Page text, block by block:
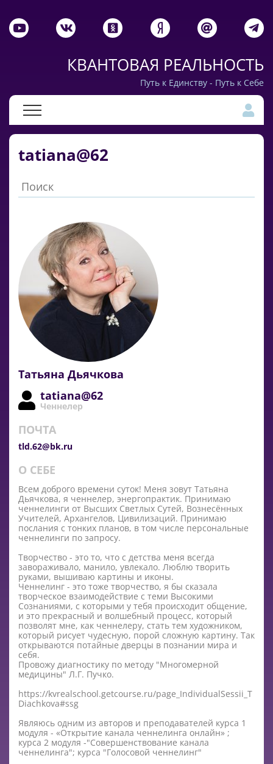
КВАНТОВАЯ РЕАЛЬНОСТЬ
Путь к Единству - Путь к Себе
tatiana@62
Татьяна Дьячкова
tatiana@62
Ченнелер
ПОЧТА
tld.62@bk.ru
О СЕБЕ
Всем доброго времени суток! Меня зовут Татьяна
Дьячкова, я ченнелер, энергопрактик. Принимаю
ченнелинги от Высших Светлых Сутей, Вознесённых
Учителей, Архангелов, Цивилизаций. Принимаю
послания с тонких планов, в том числе персональные
ченнелинги по запросу.
Творчество - это то, что с детства меня всегда
завораживало, манило, увлекало. Люблю творить
руками, вышиваю картины и иконы.
Ченнелинг - это тоже творчество, я бы сказала
творческое взаимодействие с теми Высокими
Сознаниями, с которыми у тебя происходит общение,
и это прекрасный и волшебный процесс, который
позволят мне, как ченнелеру, стать тем художником,
который рисует чудесную, порой сложную картину. Так
открываются потайные дверцы в познании мира и
себя.
Провожу диагностику по методу "Многомерной
медицины" Л.Г. Пучко.
https://kvrealschool.getcourse.ru/page_IndividualSessii_T
Diachkova#ssg
Являюсь одним из авторов и преподавателей курса 1
модуля - «Открытие канала ченнелинга онлайн» ;
курса 2 модуля -"Совершенствование канала
ченнелинга"; курса "Голосовой ченнелинг"